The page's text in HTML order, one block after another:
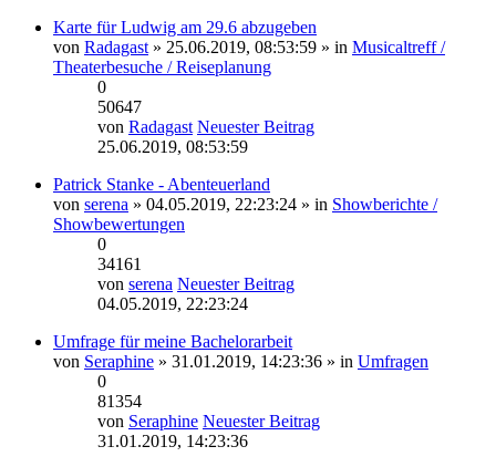
Karte für Ludwig am 29.6 abzugeben
von Radagast » 25.06.2019, 08:53:59 » in Musicaltreff /
Theaterbesuche / Reiseplanung
0
50647
von Radagast Neuester Beitrag
25.06.2019, 08:53:59
Patrick Stanke - Abenteuerland
von serena » 04.05.2019, 22:23:24 » in Showberichte /
Showbewertungen
0
34161
von serena Neuester Beitrag
04.05.2019, 22:23:24
Umfrage für meine Bachelorarbeit
von Seraphine » 31.01.2019, 14:23:36 » in Umfragen
0
81354
von Seraphine Neuester Beitrag
31.01.2019, 14:23:36